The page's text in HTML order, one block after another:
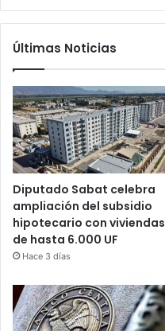
Últimas Noticias
Diputado Sabat celebra
ampliación del subsidio
hipotecario con viviendas
de hasta 6.000 UF
Hace 3 días